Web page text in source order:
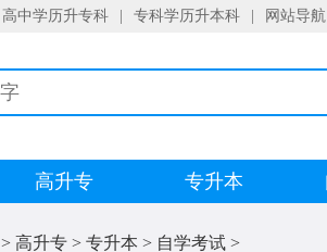
高中学历升专科 专科学历升本科 网站导航
高升专 专升本
> 高升专 > 专升本 > 自学考试 >